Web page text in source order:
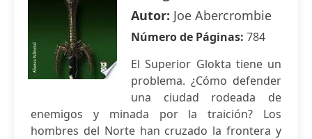
Autor: Joe Abercrombie
Número de Páginas: 784
El Superior Glokta tiene un
problema. ¿Cómo defender
una ciudad rodeada de
enemigos y minada por la traición? Los
hombres del Norte han cruzado la frontera y